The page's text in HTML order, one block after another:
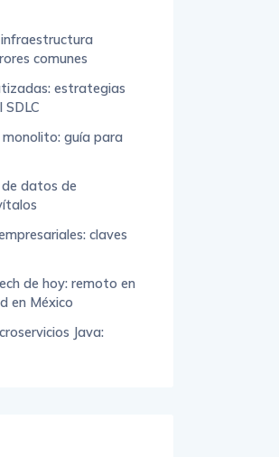
comunes
estrategias
monolito: guía para
de datos de
claves
de hoy: remoto en
en México
Java: